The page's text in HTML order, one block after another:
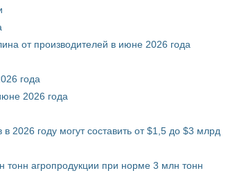
от производителей в июне 2026 года
года
2026 года
2026 году могут составить от $1,5 до $3 млрд
тонн агропродукции при норме 3 млн тонн